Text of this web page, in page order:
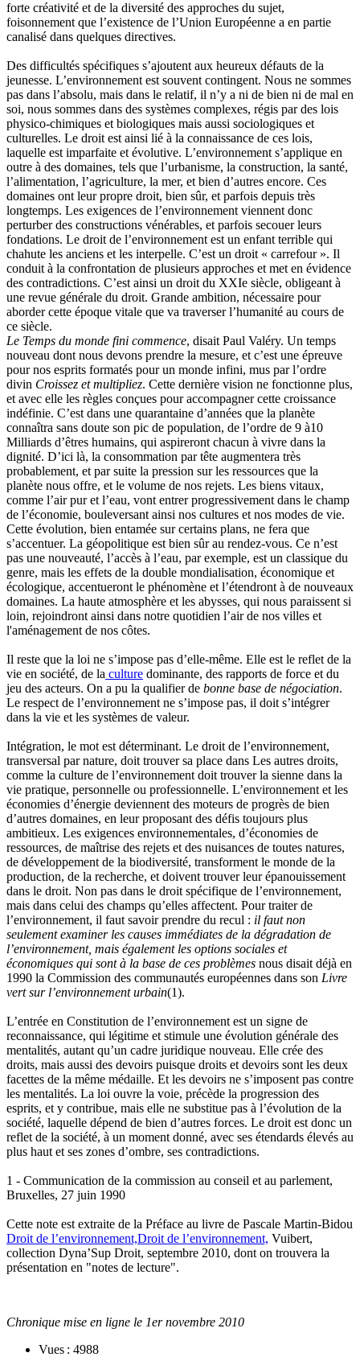
forte créativité et de la diversité des approches du sujet,
foisonnement que l’existence de l’Union Européenne a en partie
canalisé dans quelques directives.
Des difficultés spécifiques s’ajoutent aux heureux défauts de la
jeunesse. L’environnement est souvent contingent. Nous ne sommes
pas dans l’absolu, mais dans le relatif, il n’y a ni de bien ni de mal en
soi, nous sommes dans des systèmes complexes, régis par des lois
physico-chimiques et biologiques mais aussi sociologiques et
culturelles. Le droit est ainsi lié à la connaissance de ces lois,
laquelle est imparfaite et évolutive. L’environnement s’applique en
outre à des domaines, tels que l’urbanisme, la construction, la santé,
l’alimentation, l’agriculture, la mer, et bien d’autres encore. Ces
domaines ont leur propre droit, bien sûr, et parfois depuis très
longtemps. Les exigences de l’environnement viennent donc
perturber des constructions vénérables, et parfois secouer leurs
fondations. Le droit de l’environnement est un enfant terrible qui
chahute les anciens et les interpelle. C’est un droit « carrefour ». Il
conduit à la confrontation de plusieurs approches et met en évidence
des contradictions. C’est ainsi un droit du XXIe siècle, obligeant à
une revue générale du droit. Grande ambition, nécessaire pour
aborder cette époque vitale que va traverser l’humanité au cours de
ce siècle.
Le Temps du monde fini commence, disait Paul Valéry. Un temps
nouveau dont nous devons prendre la mesure, et c’est une épreuve
pour nos esprits formatés pour un monde infini, mus par l’ordre
divin Croissez et multipliez. Cette dernière vision ne fonctionne plus,
et avec elle les règles conçues pour accompagner cette croissance
indéfinie. C’est dans une quarantaine d’années que la planète
connaîtra sans doute son pic de population, de l’ordre de 9 à10
Milliards d’êtres humains, qui aspireront chacun à vivre dans la
dignité. D’ici là, la consommation par tête augmentera très
probablement, et par suite la pression sur les ressources que la
planète nous offre, et le volume de nos rejets. Les biens vitaux,
comme l’air pur et l’eau, vont entrer progressivement dans le champ
de l’économie, bouleversant ainsi nos cultures et nos modes de vie.
Cette évolution, bien entamée sur certains plans, ne fera que
s’accentuer. La géopolitique est bien sûr au rendez-vous. Ce n’est
pas une nouveauté, l’accès à l’eau, par exemple, est un classique du
genre, mais les effets de la double mondialisation, économique et
écologique, accentueront le phénomène et l’étendront à de nouveaux
domaines. La haute atmosphère et les abysses, qui nous paraissent si
loin, rejoindront ainsi dans notre quotidien l’air de nos villes et
l'aménagement de nos côtes.
Il reste que la loi ne s’impose pas d’elle-même. Elle est le reflet de la
vie en société, de la culture dominante, des rapports de force et du
jeu des acteurs. On a pu la qualifier de bonne base de négociation.
Le respect de l’environnement ne s’impose pas, il doit s’intégrer
dans la vie et les systèmes de valeur.
Intégration, le mot est déterminant. Le droit de l’environnement,
transversal par nature, doit trouver sa place dans Les autres droits,
comme la culture de l’environnement doit trouver la sienne dans la
vie pratique, personnelle ou professionnelle. L’environnement et les
économies d’énergie deviennent des moteurs de progrès de bien
d’autres domaines, en leur proposant des défis toujours plus
ambitieux. Les exigences environnementales, d’économies de
ressources, de maîtrise des rejets et des nuisances de toutes natures,
de développement de la biodiversité, transforment le monde de la
production, de la recherche, et doivent trouver leur épanouissement
dans le droit. Non pas dans le droit spécifique de l’environnement,
mais dans celui des champs qu’elles affectent. Pour traiter de
l’environnement, il faut savoir prendre du recul : il faut non
seulement examiner les causes immédiates de la dégradation de
l’environnement, mais également les options sociales et
économiques qui sont à la base de ces problèmes nous disait déjà en
1990 la Commission des communautés européennes dans son Livre
vert sur l’environnement urbain(1).
L’entrée en Constitution de l’environnement est un signe de
reconnaissance, qui légitime et stimule une évolution générale des
mentalités, autant qu’un cadre juridique nouveau. Elle crée des
droits, mais aussi des devoirs puisque droits et devoirs sont les deux
facettes de la même médaille. Et les devoirs ne s’imposent pas contre
les mentalités. La loi ouvre la voie, précède la progression des
esprits, et y contribue, mais elle ne substitue pas à l’évolution de la
société, laquelle dépend de bien d’autres forces. Le droit est donc un
reflet de la société, à un moment donné, avec ses étendards élevés au
plus haut et ses zones d’ombre, ses contradictions.
1 - Communication de la commission au conseil et au parlement,
Bruxelles, 27 juin 1990
Cette note est extraite de la Préface au livre de Pascale Martin-Bidou
Droit de l’environnement,Droit de l’environnement, Vuibert,
collection Dyna’Sup Droit, septembre 2010, dont on trouvera la
présentation en "notes de lecture".
Chronique mise en ligne le 1er novembre 2010
Vues : 4988